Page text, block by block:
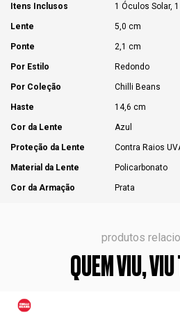
Itens Inclusos 1 Óculos Solar,
Lente 5,0 cm
Ponte 2,1 cm
Por Estilo Redondo
Por Coleção Chilli Beans
Haste 14,6 cm
Cor da Lente Azul
Proteção da Lente Contra Raios
Material da Lente Policarbonato
Cor da Armação Prata
produtos
QUEM VIU, VIU